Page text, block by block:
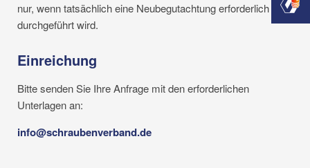
nur, wenn tatsächlich eine Neubegutachtung erforderlich und
durchgeführt wird.
Einreichung
Bitte senden Sie Ihre Anfrage mit den erforderlichen
Unterlagen an:
info@schraubenverband.de